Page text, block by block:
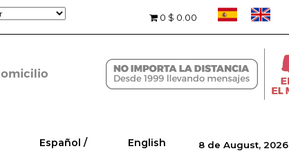
0 $ 0.00
Español / English 8 de August, 2026